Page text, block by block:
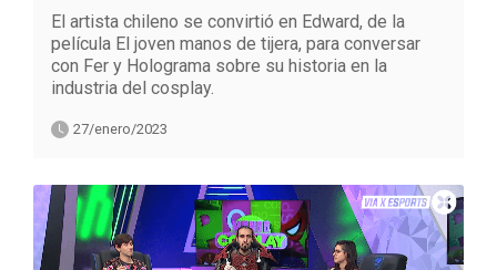
El artista chileno se convirtió en Edward, de la
película El joven manos de tijera, para conversar
con Fer y Holograma sobre su historia en la
industria del cosplay.
27/enero/2023